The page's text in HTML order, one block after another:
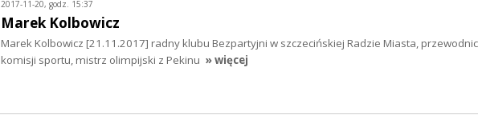
2017-11-20, godz. 15:37
Marek Kolbowicz
Marek Kolbowicz [21.11.2017] radny klubu Bezpartyjni w szczecińskiej Radzie Miasta,
komisji sportu, mistrz olimpijski z Pekinu » więcej